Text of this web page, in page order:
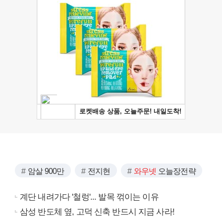
암살 900만 전지현 와우넷 오늘장전략
계단 내려가다 '철렁'... 발목 꺾이는 이유
삼성 반도체 옆, 고덕 신축 반드시 지금 사라!